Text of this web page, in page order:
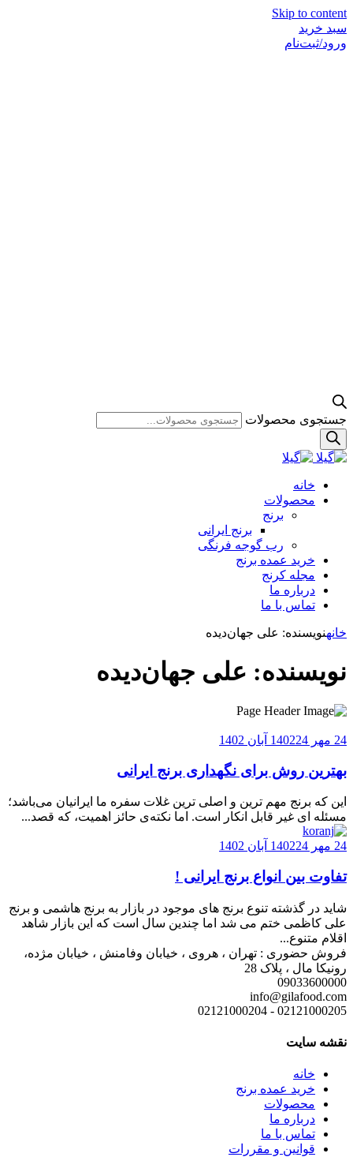
Skip to content
سبد خرید
ورود/ثبت‌نام
جستجوی محصولات
خانه
محصولات
برنج
برنج ایرانی
رب گوجه فرنگی
خرید عمده برنج
مجله کرنج
درباره ما
تماس با ما
خانهنویسنده: علی جهان‌دیده
نویسنده: علی جهان‌دیده
24 مهر 1402 24 آبان 1402
بهترین روش برای نگهداری برنج ایرانی
این که برنج مهم ترین و اصلی ترین غلات سفره ما ایرانیان می‌باشد؛
مسئله ای غیر قابل انکار است. اما نکته‌ی حائز اهمیت، که قصد...
24 مهر 1402 24 آبان 1402
تفاوت بین انواع برنج ایرانی !
شاید در گذشته تنوع برنج های موجود در بازار به برنج هاشمی و برنج
علی کاظمی ختم می شد اما چندین سال است که این بازار شاهد
اقلام متنوع...
فروش حضوری : تهران ، هروی ، خیابان وفامنش ، خیابان مژده،
رونیکا مال ، پلاک 28
09033600000
info@gilafood.com
02121000205 - 02121000204
نقشه سایت
خانه
خرید عمده برنج
محصولات
درباره ما
تماس با ما
قوانین و مقررات